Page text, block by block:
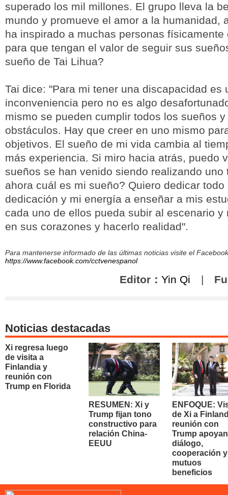
superado los mil millones. El grupo lleva la
mundo y promueve el amor a la humanidad,
ha inspirado a muchas personas físicamente
para que tengan el valor de seguir sus
sueño de Tai Lihua?
Tai dice: "Para mi tener una discapacidad es
inconveniencia pero no es algo
mismo se pueden cumplir todos los sueños
obstáculos. Hay que creer en uno mismo
objetivos. El sueño de mi vida cambia al
más experiencia. Si miro hacia atrás, puedo
sueños se han venido siendo realizando uno
ahora cuál es mi sueño? Quiero dedicar
dedicación y mi energía a enseñar a mis
cada uno de ellos pueda subir al escenario y
en sus corazones y hacerlo realidad".
Para mantenerse informado de las últimas noticias visite el
https://www.facebook.com/cctvenespanol
Editor： Yin Qi |
Noticias destacadas
Xi regresa luego
de visita a
Finlandia y
reunión con
Trump en Florida
RESUMEN: Xi y
Trump fijan tono
constructivo para
relación China-
EEUU
ENFOQUE:
de Xi a
reunión con
Trump apoyan
diálogo,
cooperación y
mutuos
beneficios